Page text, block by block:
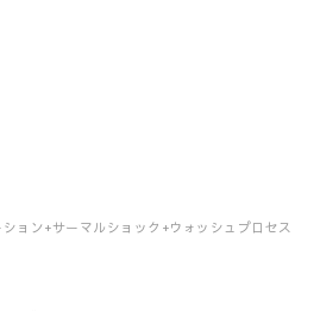
ョン+サーマルショック+ウォッシュプロセス